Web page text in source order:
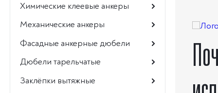
Химические клеевые анкеры
Механические анкеры
Фасадные анкерные дюбели
Дюбели тарельчатые
Заклёпки вытяжные